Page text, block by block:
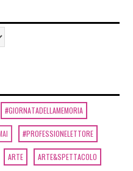
#GIORNATADELLAMEMORIA
#PROFESSIONELETTORE
ARTE ARTE&SPETTACOLO